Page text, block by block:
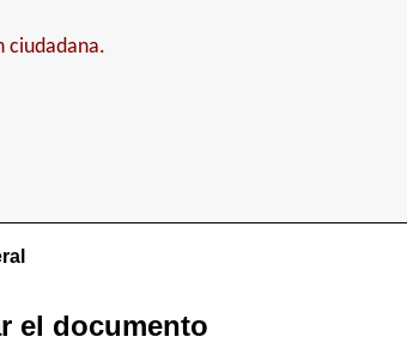
ciudadana.
el documento